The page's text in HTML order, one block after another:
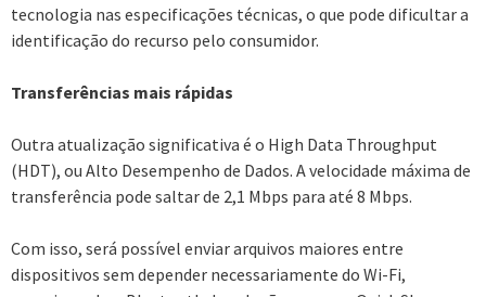
tecnologia nas especificações técnicas, o que pode dificultar a
identificação do recurso pelo consumidor.
Transferências mais rápidas
Outra atualização significativa é o High Data Throughput
(HDT), ou Alto Desempenho de Dados. A velocidade máxima de
transferência pode saltar de 2,1 Mbps para até 8 Mbps.
Com isso, será possível enviar arquivos maiores entre
dispositivos sem depender necessariamente do Wi-Fi,